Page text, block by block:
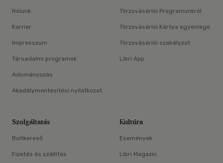
Rólunk
Karrier
Impresszum
Társadalmi programok
Adományozás
Akadálymentesítési nyilatkozat
Törzsvásárlói Programunkról
Törzsvásárlói Kártya egyenlege
Törzsvásárlói szabályzat
Libri App
Szolgáltatás
Boltkereső
Fizetés és szállítás
Kultúra
Események
Libri Magazin